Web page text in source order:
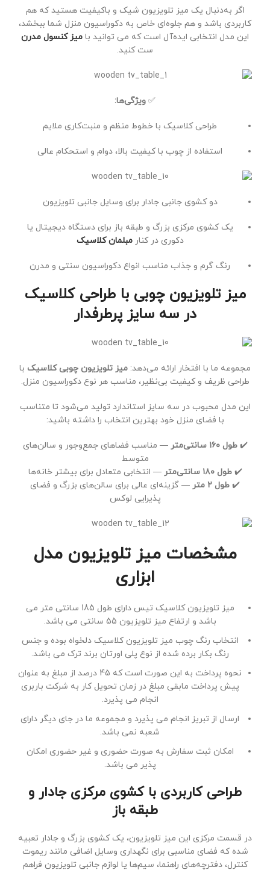
اگر به‌دنبال یک میز تلویزیون شیک و باکیفیت هستید که هم
کاربردی باشد و هم جلوه‌ای خاص به دکوراسیون منزل شما ببخشد،
این مدل انتخابی ایده‌آل است که می توانید با میز کنسول مدرن
ست کنید.
✅ ویژگی‌ها:
طراحی کلاسیک با خطوط منظم و منبت‌کاری ملایم
استفاده از چوب با کیفیت بالا، دوام و استحکام عالی
دو کشوی جانبی جادار برای وسایل جانبی تلویزیون
یک کشوی مرکزی بزرگ و طبقه باز برای دستگاه دیجیتال یا
دکوری در کنارمبلمان کلاسیک
رنگ گرم و جذاب مناسب انواع دکوراسیون سنتی و مدرن
میز تلویزیون چوبی با طراحی کلاسیک
در سه سایز پرطرفدار
مجموعه ما با افتخار ارائه می‌دهد: میز تلویزیون چوبی کلاسیک با
طراحی ظریف و کیفیت بی‌نظیر، مناسب هر نوع دکوراسیون منزل.
این مدل محبوب در سه سایز استاندارد تولید می‌شود تا متناسب
با فضای منزل خود بهترین انتخاب را داشته باشید:
✔️طول ۱۶۰ سانتی‌متر
— مناسب فضاهای جمع‌وجور و سالن‌های
متوسط
✔️طول ۱۸۰ سانتی‌متر
— انتخابی متعادل برای بیشتر خانه‌ها
✔️ طول ۲ متر
— گزینه‌ای عالی برای سالن‌های بزرگ و فضای
پذیرایی لوکس
مشخصات میز تلویزیون مدل
ابزاری
میز تلویزیون کلاسیک تیس دارای طول 185 سانتی متر می
باشد و ارتفاع میز تلویزیون 55 سانتی می باشد.
انتخاب رنگ چوب میز تلویزیون کلاسیک دلخواه بوده و جنس
رنگ بکار برده شده از نوع پلی اورتان برند ترک می باشد.
نحوه پرداخت به این صورت است که 45 درصد از مبلغ به عنوان
پیش پرداخت مابقی مبلغ در زمان تحویل کار به شرکت باربری
انجام می پذیرد.
ارسال از تبریز انجام می پذیرد و مجموعه ما در جای دیگر دارای
شعبه نمی باشد.
امکان ثبت سفارش به صورت حضوری و غیر حضوری امکان
پذیر می باشد.
طراحی کاربردی با کشوی مرکزی جادار و
طبقه باز
در قسمت مرکزی این میز تلویزیون، یک کشوی بزرگ و جادار تعبیه
شده که فضای مناسبی برای نگهداری وسایل اضافی مانند ریموت
کنترل، دفترچه‌های راهنما، سیم‌ها یا لوازم جانبی تلویزیون فراهم